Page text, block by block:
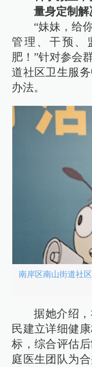
量身定制解
“妹妹，给
管理、干预、
肥！”针对参会
道社区卫生服
办法。
南岸区南山街道社
据她介绍
民建立详细健
标，综合评估
庭医生团队为